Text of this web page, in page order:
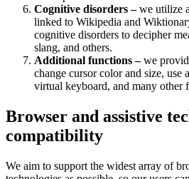
Cognitive disorders –we utilize
linked to Wikipedia and
cognitive disorders to decipher
slang, and others.
Additional functions –we
change cursor color and size, use
virtual keyboard, and many other
Browser and assistive
compatibility
We aim to support the widest array of